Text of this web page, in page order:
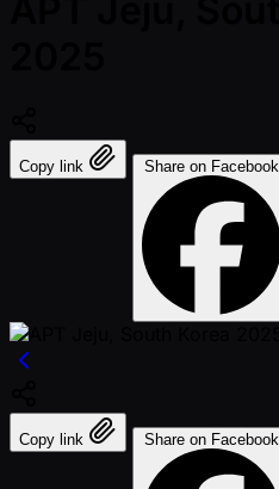
Copy link Share on Facebook
Copy link Share on Facebook